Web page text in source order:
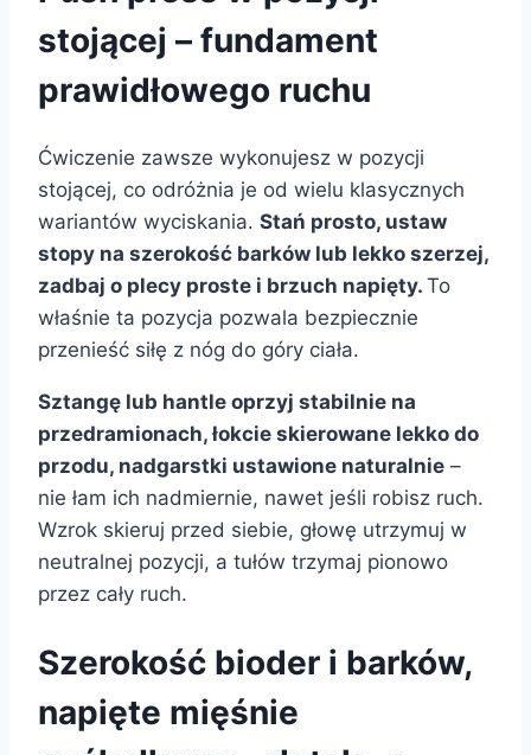
stojącej – fundament
prawidłowego ruchu
Ćwiczenie zawsze wykonujesz w pozycji
stojącej, co odróżnia je od wielu klasycznych
wariantów wyciskania. Stań prosto, ustaw
stopy na szerokość barków lub lekko szerzej,
zadbaj o plecy proste i brzuch napięty. To
właśnie ta pozycja pozwala bezpiecznie
przenieść siłę z nóg do góry ciała.
Sztangę lub hantle oprzyj stabilnie na
przedramionach, łokcie skierowane lekko do
przodu, nadgarstki ustawione naturalnie –
nie łam ich nadmiernie, nawet jeśli robisz ruch.
Wzrok skieruj przed siebie, głowę utrzymuj w
neutralnej pozycji, a tułów trzymaj pionowo
przez cały ruch.
Szerokość bioder i barków,
napięte mięśnie